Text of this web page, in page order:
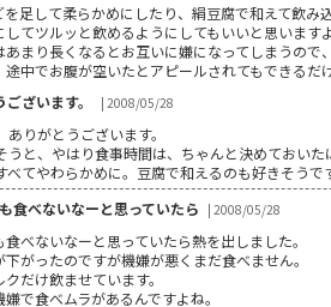
を足して柔らかめにしたり、絹豆腐で和えて飲み
してツルッと飲めるようにしてもいいと思いますよ
あまり長くなるとお互いに嫌になってしまうので
途中でお腹が空いたとアピールされてもできるだ
ざいます。
| 2008/05/28
ありがとうございます。
うと、やはり食事時間は、ちゃんと決めておいた
べてやわらかめに。豆腐で和えるのも好きそうで
食べないなーと思っていたら | 2008/05/28
食べないなーと思っていたら熱を出しました。
下がったのですが機嫌が悪くまだ食べません。
だけ飲ませています。
で食べムラがあるんですよね。